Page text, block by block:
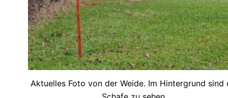
Aktuelles Foto von der Weide. Im Hintergrund sind